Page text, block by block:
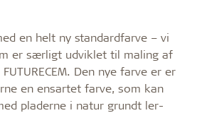
en helt ny standardfarve – vi
er særligt udviklet til maling af
Den nye farve er er
en ensartet farve, som kan
pladerne i natur grundt ler-